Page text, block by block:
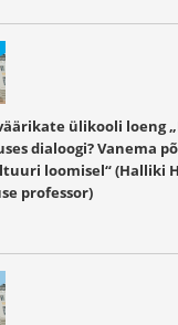
ülikooli loeng
dialoogi? Vanema
loomisel“ (Halliki
professor)